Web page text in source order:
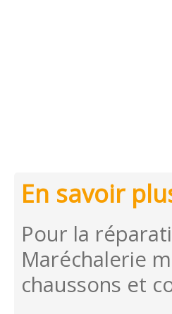
En savoir
Pour la
Maréchalerie
chaussons et